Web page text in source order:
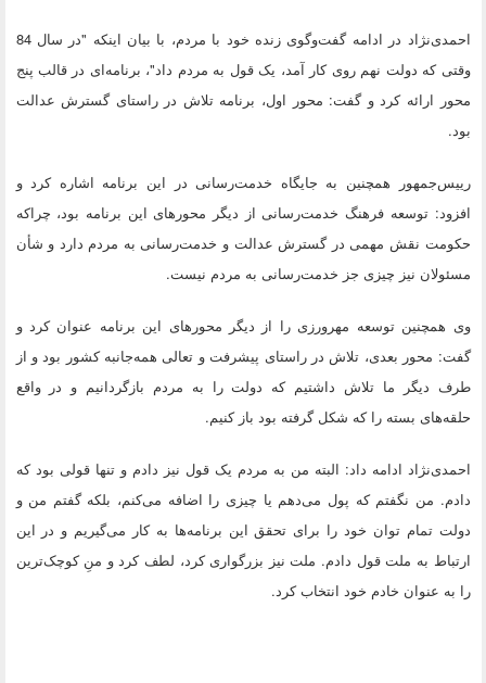
احمدی‌نژاد در ادامه گفت‌وگوی زنده خود با مردم، با بیان اینکه "در سال 84
وقتی که دولت نهم روی کار آمد، یک قول به مردم داد"، برنامه‌ای در قالب پنج
محور ارائه کرد و گفت: محور اول، برنامه تلاش در راستای گسترش عدالت
بود.
رییس‌جمهور همچنین به جایگاه خدمت‌رسانی در این برنامه اشاره کرد و
افزود: توسعه فرهنگ خدمت‌رسانی از دیگر محورهای این برنامه بود، چراکه
حکومت نقش مهمی در گسترش عدالت و خدمت‌رسانی به مردم دارد و شأن
مسئولان نیز چیزی جز خدمت‌رسانی به مردم نیست.
وی همچنین توسعه مهرورزی را از دیگر محورهای این برنامه عنوان کرد و
گفت: محور بعدی، تلاش در راستای پیشرفت و تعالی همه‌جانبه کشور بود و از
طرف دیگر ما تلاش داشتیم که دولت را به مردم بازگردانیم و در واقع
حلقه‌های بسته را که شکل گرفته بود باز کنیم.
احمدی‌نژاد ادامه داد: البته من به مردم یک قول نیز دادم و تنها قولی بود که
دادم. من نگفتم که پول می‌دهم یا چیزی را اضافه می‌کنم، بلکه گفتم من و
دولت تمام توان خود را برای تحقق این برنامه‌ها به کار می‌گیریم و در این
ارتباط به ملت قول دادم. ملت نیز بزرگواری کرد، لطف کرد و منِ کوچک‌ترین
را به عنوان خادم خود انتخاب کرد.